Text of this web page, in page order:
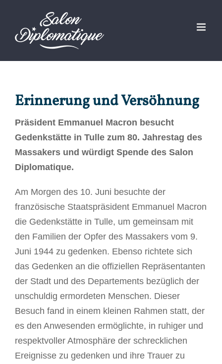
springen
Erinnerung und Versöhnung
Präsident Emmanuel Macron besucht
Gedenkstätte in Tulle zum 80. Jahrestag des
Massakers und würdigt Spende des Salon
Diplomatique.
Am Morgen des 10. Juni besuchte der
französische Staatspräsident Emmanuel Macron
die Gedenkstätte in Tulle, um gemeinsam mit
den Familien der Opfer des Massakers vom 9.
Juni 1944 zu gedenken. Ebenso richtete sich
das Gedenken an die offiziellen Repräsentanten
der Stadt und des Departements bezüglich der
unschuldig ermordeten Menschen. Dieser
Besuch fand in einem kleinen Rahmen statt, der
es den Anwesenden ermöglichte, in ruhiger und
respektvoller Atmosphäre der schrecklichen
Ereignisse zu gedenken und ihre Trauer zu